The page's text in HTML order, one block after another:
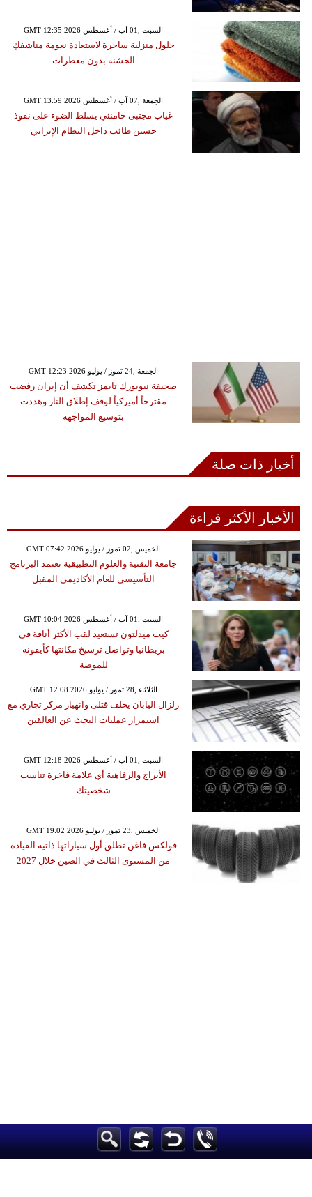
GMT 12:35 2026 السبت ,01 آب / أغسطس
حلول منزلية ساحرة لاستعادة نعومة مناشفكِ
الخشنة بدون معطرات
GMT 13:59 2026 الجمعة ,07 آب / أغسطس
غياب مجتبى خامنئي يسلط الضوء على نفوذ
حسين طائب داخل النظام الإيراني
GMT 12:23 2026 الجمعة ,24 تموز / يوليو
صحيفة نيويورك تايمز تكشف أن إيران رفضت
مقترحاً أميركياً لوقف إطلاق النار وهددت
بتوسيع المواجهة
أخبار ذات صلة
الأخبار الأكثر قراءة
GMT 07:42 2026 الخميس ,02 تموز / يوليو
جامعة التقنية والعلوم التطبيقية تعتمد البرنامج
التأسيسي للعام الأكاديمي المقبل
GMT 10:04 2026 السبت ,01 آب / أغسطس
كيت ميدلتون تستعيد لقب الأكثر أناقة في
بريطانيا وتواصل ترسيخ مكانتها كأيقونة
للموضة
GMT 12:08 2026 الثلاثاء ,28 تموز / يوليو
زلزال اليابان يخلف قتلى وانهيار مركز تجاري مع
استمرار عمليات البحث عن العالقين
GMT 12:18 2026 السبت ,01 آب / أغسطس
الأبراج والرفاهية أي علامة فاخرة تناسب
شخصيتك
GMT 19:02 2026 الخميس ,23 تموز / يوليو
فولكس فاغن تطلق أول سياراتها ذاتية القيادة
من المستوى الثالث في الصين خلال 2027